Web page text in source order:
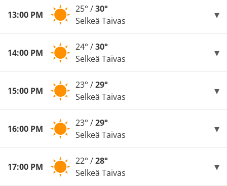
13:00 PM
25° /30°
Selkeä Taivas
14:00 PM
24° /30°
Selkeä Taivas
15:00 PM
23° /29°
Selkeä Taivas
16:00 PM
23° /29°
Selkeä Taivas
17:00 PM
22° /28°
Selkeä Taivas